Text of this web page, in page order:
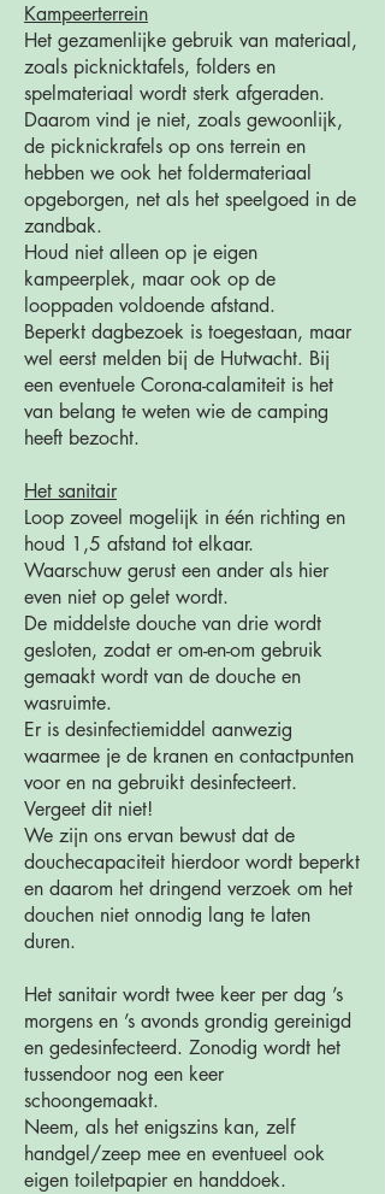
Kampeerterrein
Het gezamenlijke gebruik van materiaal,
zoals picknicktafels, folders en
spelmateriaal wordt sterk afgeraden.
Daarom vind je niet, zoals gewoonlijk,
de picknickrafels op ons terrein en
hebben we ook het foldermateriaal
opgeborgen, net als het speelgoed in de
zandbak.
Houd niet alleen op je eigen
kampeerplek, maar ook op de
looppaden voldoende afstand.
Beperkt dagbezoek is toegestaan, maar
wel eerst melden bij de Hutwacht. Bij
een eventuele Corona-calamiteit is het
van belang te weten wie de camping
heeft bezocht.
Het sanitair
Loop zoveel mogelijk in één richting en
houd 1,5 afstand tot elkaar.
Waarschuw gerust een ander als hier
even niet op gelet wordt.
De middelste douche van drie wordt
gesloten, zodat er om-en-om gebruik
gemaakt wordt van de douche en
wasruimte.
Er is desinfectiemiddel aanwezig
waarmee je de kranen en contactpunten
voor en na gebruikt desinfecteert.
Vergeet dit niet!
We zijn ons ervan bewust dat de
douchecapaciteit hierdoor wordt beperkt
en daarom het dringend verzoek om het
douchen niet onnodig lang te laten
duren.
Het sanitair wordt twee keer per dag ’s
morgens en ’s avonds grondig gereinigd
en gedesinfecteerd. Zonodig wordt het
tussendoor nog een keer
schoongemaakt.
Neem, als het enigszins kan, zelf
handgel/zeep mee en eventueel ook
eigen toiletpapier en handdoek.